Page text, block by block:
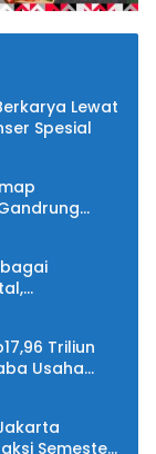
Lewat
Spesial
Jadi Fokus
Triliun
Triliun
Usaha
Semester